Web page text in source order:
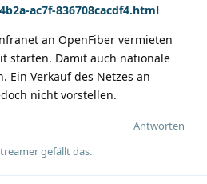
ac7f-836708cacdf4.html
an OpenFiber vermieten
starten. Damit auch nationale
Ein Verkauf des Netzes an
nicht vorstellen.
Antworten
gefällt das.